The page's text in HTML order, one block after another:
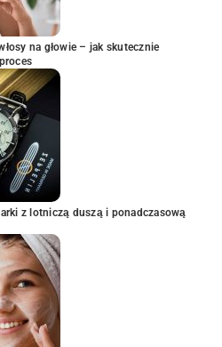
na głowie – jak skutecznie
z lotniczą duszą i ponadczasową